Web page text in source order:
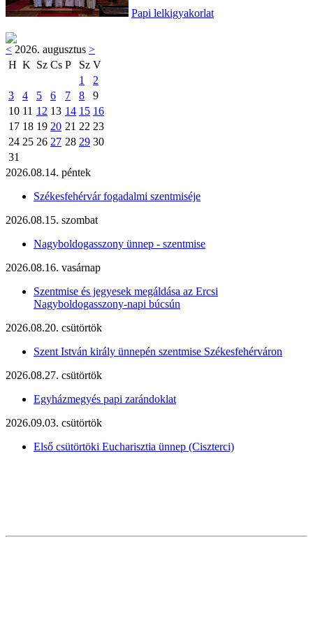
Papi lelkigyakorlat
< 2026. augusztus >
H K Sz Cs P Sz V
1
2
3
4 5 6 7 8
9
10 11 12 13 14 15 16
17 18 19 20 21 22 23
24 25 26 27 28 29 30
31
2026.08.14. péntek
Székesfehérvár fogadalmi szentmiséje
2026.08.15. szombat
Nagyboldogasszony ünnep - szentmise
2026.08.16. vasárnap
Szentmise és jegyesek megáldása az Ercsi
Nagyboldogasszony-napi búcsún
2026.08.20. csütörtök
Szent István király ünnepén szentmise Székesfehérváron
2026.08.27. csütörtök
Egyházmegyés papi zarándoklat
2026.09.03. csütörtök
Első csütörtöki Eucharisztia ünnep (Ciszterci)